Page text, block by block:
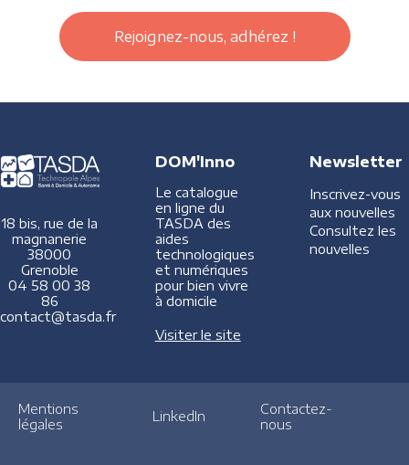
Rejoignez-nous, adhérez !
18 bis, rue de la
magnanerie
38000
Grenoble
04 58 00 38
86
contact@tasda.fr
DOM'Inno
Le catalogue
en ligne du
TASDA des
aides
technologiques
et numériques
pour bien vivre
à domicile
Visiter le site
Newsletter
Inscrivez-vous
aux nouvelles
Consultez les
nouvelles
Mentions
légales
LinkedIn
Contactez-
nous